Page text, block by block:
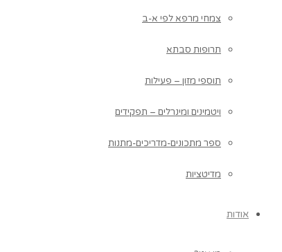
צמחי מרפא לפי א-ב
תרופות סבתא
תוספי מזון – פעילות
ויטמינים ומינרלים – תפקידים
ספר מתכונים-מדריכים-מתנות
מדיטציות
אודות